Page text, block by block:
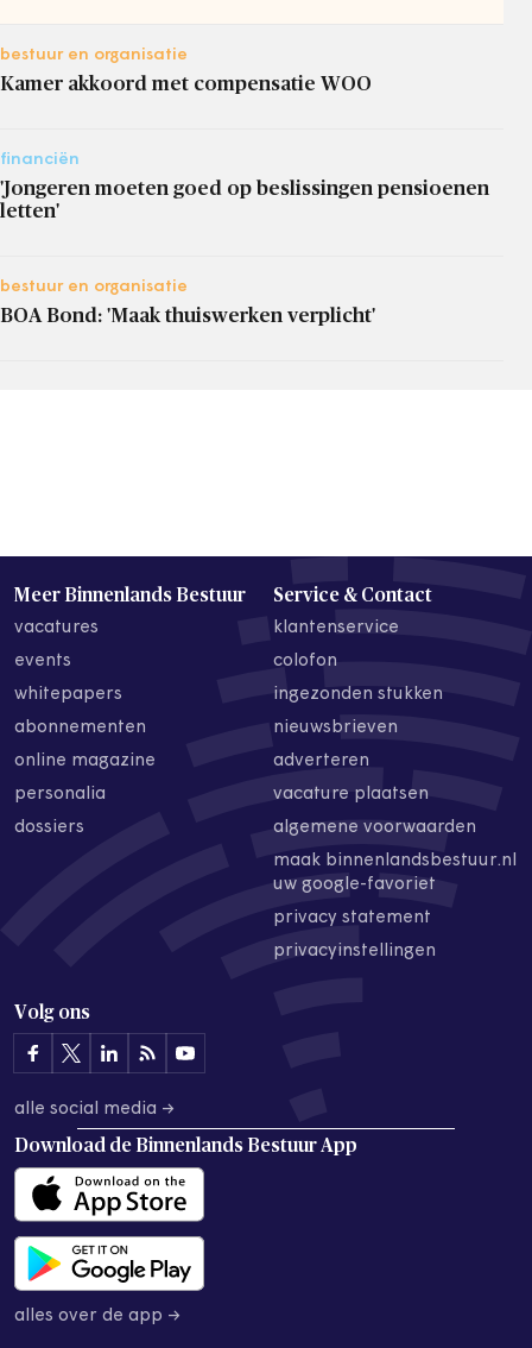
bestuur en organisatie
Kamer akkoord met compensatie WOO
financiën
'Jongeren moeten goed op beslissingen pensioenen
letten'
bestuur en organisatie
BOA Bond: 'Maak thuiswerken verplicht'
Meer Binnenlands Bestuur
vacatures
events
whitepapers
abonnementen
online magazine
personalia
dossiers
Service & Contact
klantenservice
colofon
ingezonden stukken
nieuwsbrieven
adverteren
vacature plaatsen
algemene voorwaarden
maak binnenlandsbestuur.nl
uw google-favoriet
privacy statement
privacyinstellingen
Volg ons
alle social media →
Download de Binnenlands Bestuur App
alles over de app →